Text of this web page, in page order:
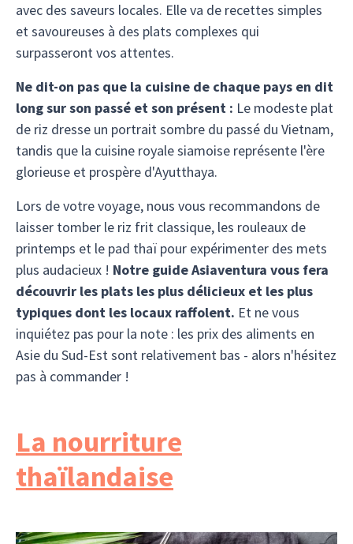
avec des saveurs locales. Elle va de recettes simples
et savoureuses à des plats complexes qui
surpasseront vos attentes.
Ne dit-on pas que la cuisine de chaque pays en dit
long sur son passé et son présent : Le modeste plat
de riz dresse un portrait sombre du passé du Vietnam,
tandis que la cuisine royale siamoise représente l'ère
glorieuse et prospère d'Ayutthaya.
Lors de votre voyage, nous vous recommandons de
laisser tomber le riz frit classique, les rouleaux de
printemps et le pad thaï pour expérimenter des mets
plus audacieux ! Notre guide Asiaventura vous fera
découvrir les plats les plus délicieux et les plus
typiques dont les locaux raffolent. Et ne vous
inquiétez pas pour la note : les prix des aliments en
Asie du Sud-Est sont relativement bas - alors n'hésitez
pas à commander !
La nourriture
thaïlandaise